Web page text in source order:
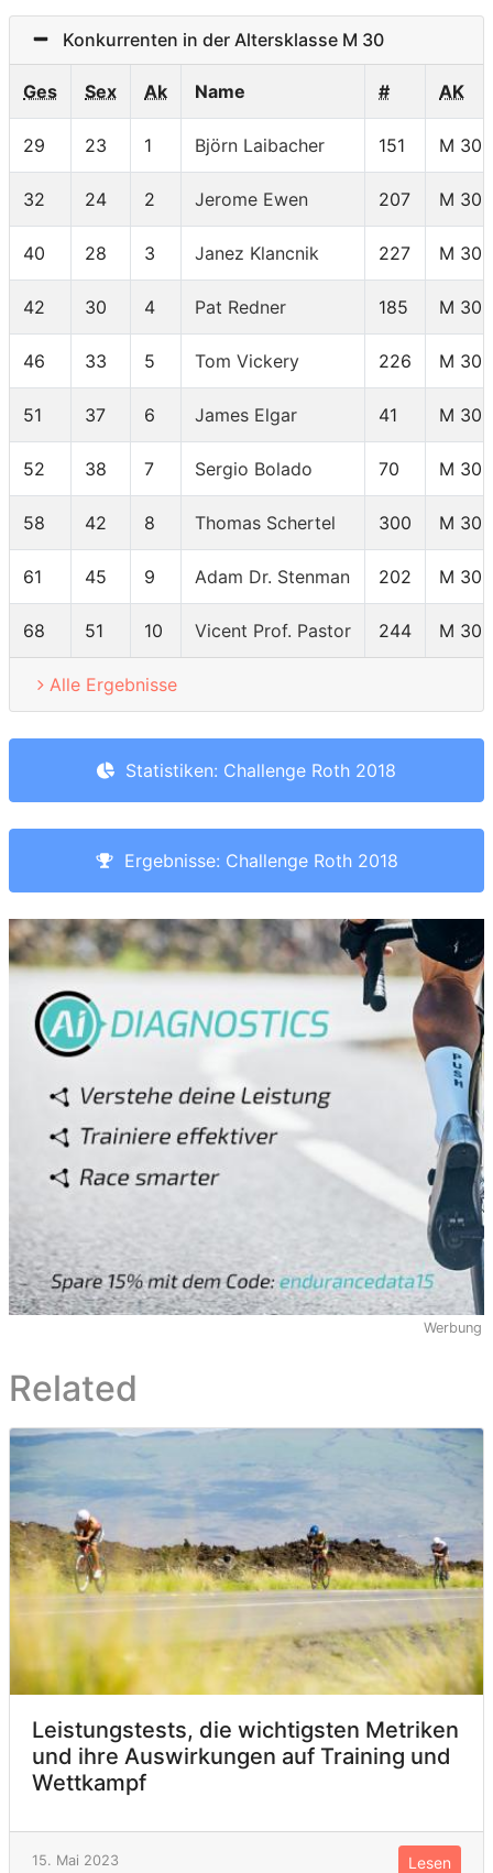
Konkurrenten in der Altersklasse M 30
Ges Sex Ak Name # AK
29 23 1 Björn Laibacher 151 M 30
32 24 2 Jerome Ewen 207 M 30
40 28 3 Janez Klancnik 227 M 30
42 30 4 Pat Redner 185 M 30
46 33 5 Tom Vickery 226 M 30
51 37 6 James Elgar 41 M 30
52 38 7 Sergio Bolado 70 M 30
58 42 8 Thomas Schertel 300 M 30
61 45 9 Adam Dr. Stenman 202 M 30
68 51 10 Vicent Prof. Pastor 244 M 30
Alle Ergebnisse
Statistiken: Challenge Roth 2018
Ergebnisse: Challenge Roth 2018
Werbung
Related
Leistungstests, die wichtigsten Metriken
und ihre Auswirkungen auf Training und
Wettkampf
15. Mai 2023 Lesen